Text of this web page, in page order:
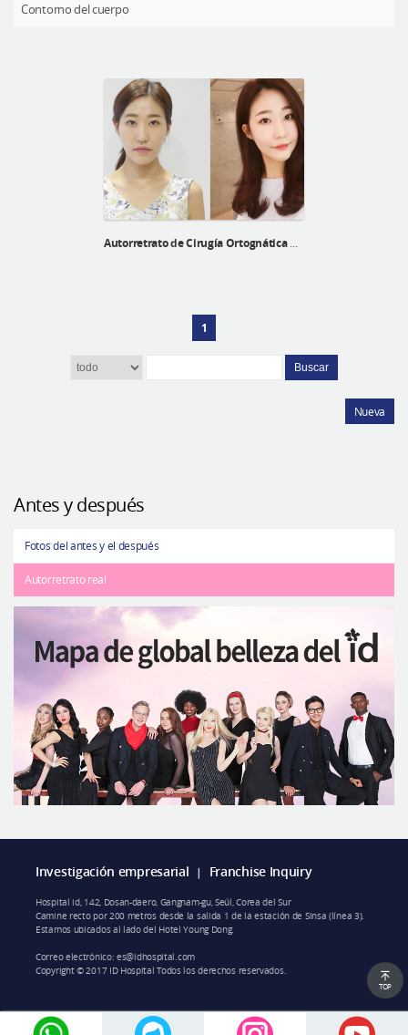
Contorno del cuerpo
Autorretrato de Cirugía Ortognática de una paciente mongola
1
Buscar
Nueva
Antes y después
Fotos del antes y el después
Autorretrato real
Investigación empresarial | Franchise Inquiry
Hospital id, 142, Dosan-daero, Gangnam-gu, Seúl, Corea del Sur
Camine recto por 200 metros desde la salida 1 de la estación de Sinsa (línea 3).
Estamos ubicados al lado del Hotel Young Dong.
Correo electrónico: es@idhospital.com
Copyright © 2017 ID Hospital Todos los derechos reservados.
TOP